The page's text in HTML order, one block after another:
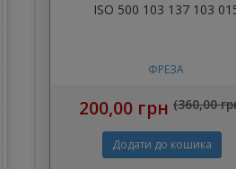
ISO 500 103 137 103
ФРЕЗА
200,00 грн (360,00